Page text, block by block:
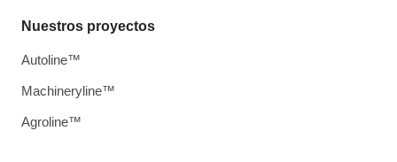
Nuestros proyectos
Autoline™
Machineryline™
Agroline™